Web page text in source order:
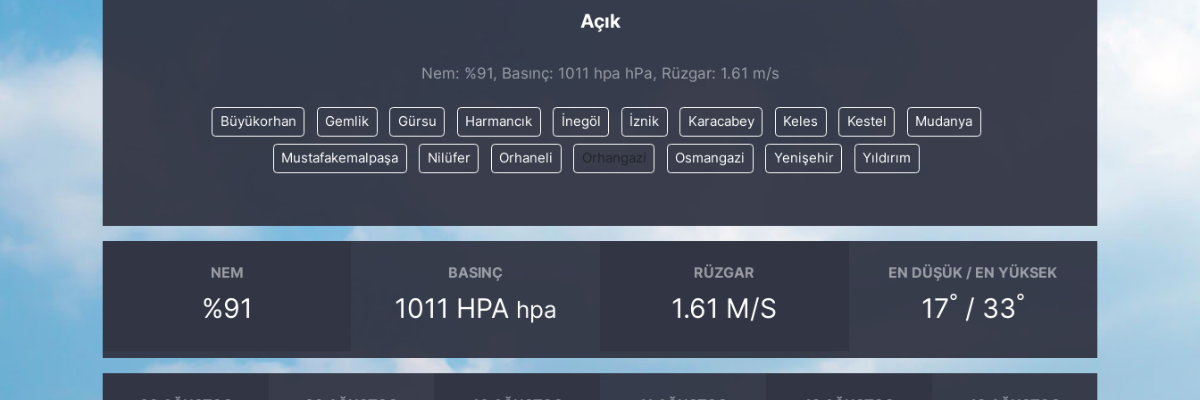
Açık
Nem: %91, Basınç: 1011 hpa hPa, Rüzgar: 1.61 m/s
Büyükorhan Gemlik Gürsu Harmancık İnegöl İznik Karacabey Keles Kestel Mudanya
Mustafakemalpaşa Nilüfer Orhaneli Orhangazi Osmangazi Yenişehir Yıldırım
NEM
%91
BASINÇ
1011 HPA hpa
RÜZGAR
1.61 M/S
EN DÜŞÜK / EN YÜKSEK
17° / 33°
SARIYER HABERLERİ